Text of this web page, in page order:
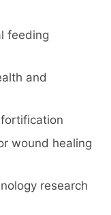
feeding
and
wound healing
research